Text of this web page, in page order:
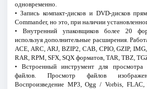
одновременно.
• Запись компакт-дисков и DVD-дисков
Commander, но это, при наличии
• Внутренний упаковщиков более 20
используя дополнительные расширения.
ACE, ARC, ARJ, BZIP2, CAB, CPIO, GZIP,
RAR, RPM, SFX, SQX форматов, TAR, TBZ,
• Встроенный инструмент для
файлов. Просмотр файлов
Воспроизведение MP3, Ogg / Vorbis,